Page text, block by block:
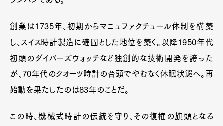
創業は1735年、初期からマニュファクチュール体制を構築
し、スイス時計製造に確固とした地位を築く。以降1950年代
初頭のダイバーズウォッチなど独創的な技術開発を誇った
が、70年代のクオーツ時計の台頭でやむなく休眠状態へ。再
始動を果たしたのは83年のことだ。
この時、機械式時計の伝統を守り、その復権の旗頭となる